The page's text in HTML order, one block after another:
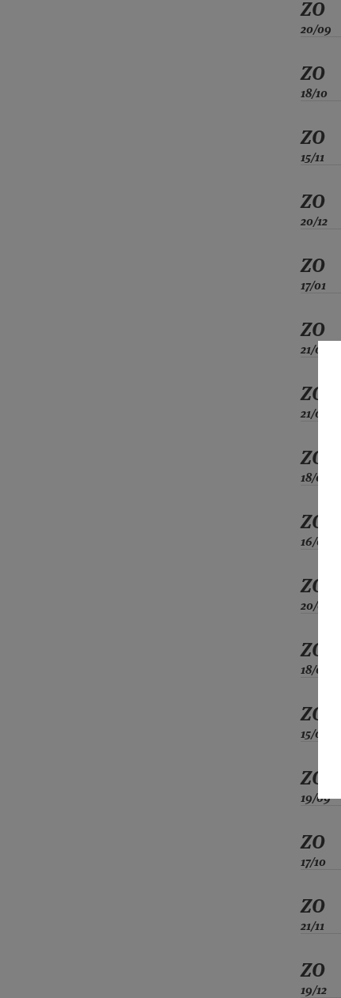
ZO
20/09
ZO
18/10
ZO
15/11
ZO
20/12
ZO
17/01
ZO
21/02
ZO
21/03
ZO
18/04
ZO
16/05
ZO
20/06
ZO
18/07
ZO
15/08
ZO
19/09
ZO
17/10
ZO
21/11
ZO
19/12